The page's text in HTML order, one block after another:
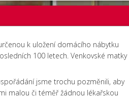
k uložení domácího nábytku
100 letech. Venkovské matky
jsme trochu pozměnili, aby
malou či téměř žádnou lékařskou